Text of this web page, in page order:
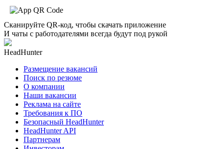
Сканируйте QR-код, чтобы скачать приложение
И чаты с работодателями всегда будут под рукой
HeadHunter
Размещение вакансий
Поиск по резюме
О компании
Наши вакансии
Реклама на сайте
Требования к ПО
Безопасный HeadHunter
HeadHunter API
Партнерам